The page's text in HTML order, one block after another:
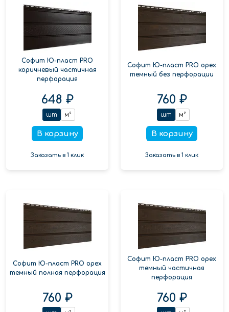
Софит Ю-пласт PRO
коричневый частичная
перфорация
648 ₽
шт м²
В корзину
Заказать в 1 клик
Софит Ю-пласт PRO орех
темный без перфорации
760 ₽
шт м²
В корзину
Заказать в 1 клик
Софит Ю-пласт PRO орех
темный полная перфорация
760 ₽
Софит Ю-пласт PRO орех
темный частичная
перфорация
760 ₽